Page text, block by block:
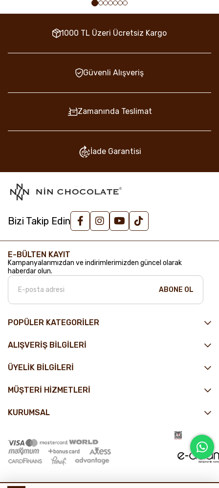
1000 TL Üzeri Ücretsiz Kargo
Güvenli Alışveriş
Zamanında Teslimat
İade Garantisi
Bizi Takip Edin
POPÜLER KATEGORİLER
ALIŞVERİŞ BİLGİLERİ
ÜYELİK BİLGİLERİ
MÜŞTERİ HİZMETLERİ
KURUMSAL
E-BÜLTEN KAYIT
Kampanyalarımızdan ve indirimlerimizden güncel olarak
haberdar olun.
ABONE OL